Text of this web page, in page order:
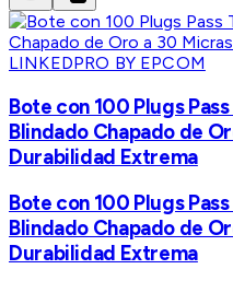
LINKEDPRO BY EPCOM
Bote con 100 Plugs
Blindado Chapado de
Durabilidad Extrema
Bote con 100 Plugs
Blindado Chapado de
Durabilidad Extrema